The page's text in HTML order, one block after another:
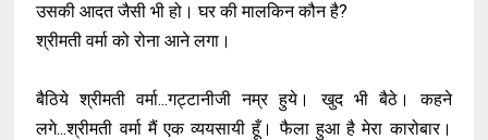
उसकी आदत जैसी भी हो। घर की मालकिन कौन है?
श्रीमती वर्मा को रोना आने लगा।
बैठिये श्रीमती वर्मा...गट्टानीजी नम्र हुये। खुद भी बैठे। कहने
लगे...श्रीमती वर्मा मैं एक व्ययसायी हूँ। फैला हुआ है मेरा कारोबार।